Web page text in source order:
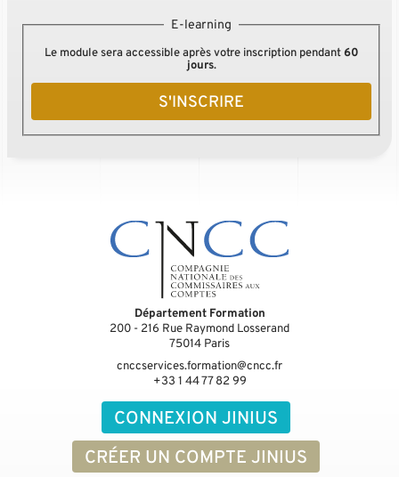
E-learning
Le module sera accessible après votre inscription pendant60
jours.
S'INSCRIRE
CONNEXION JINIUS
CRÉER UN COMPTE JINIUS
Département Formation
200 - 216 Rue Raymond Losserand
75014 Paris
cnccservices.formation@cncc.fr
+33 1 44 77 82 99